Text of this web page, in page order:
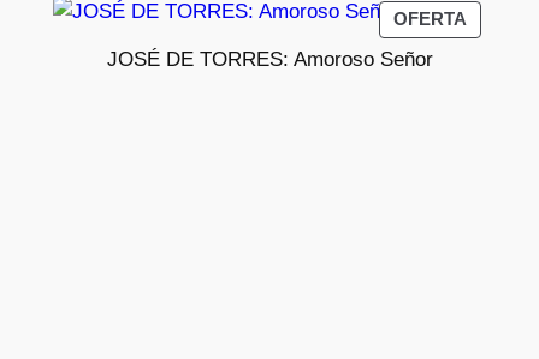
OFERTA
EN
JOSÉ DE TORRES: Amoroso Señor